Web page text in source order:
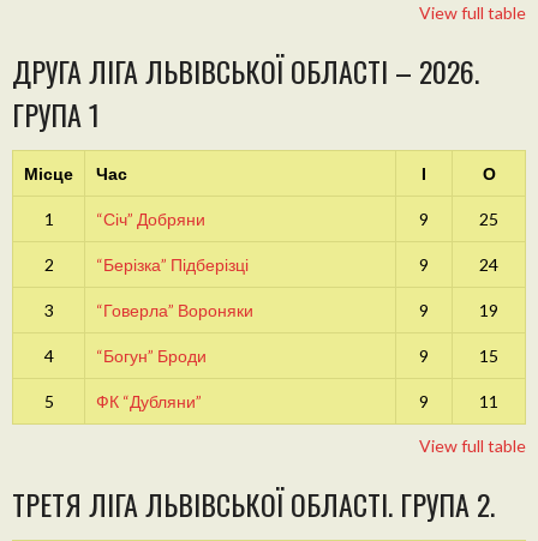
View full table
ДРУГА ЛІГА ЛЬВІВСЬКОЇ ОБЛАСТІ – 2026.
ГРУПА 1
Місце Час І О
1 “Січ” Добряни 9 25
2 “Берізка” Підберізці 9 24
3 “Говерла” Вороняки 9 19
4 “Богун” Броди 9 15
5 ФК “Дубляни” 9 11
View full table
ТРЕТЯ ЛІГА ЛЬВІВСЬКОЇ ОБЛАСТІ. ГРУПА 2.